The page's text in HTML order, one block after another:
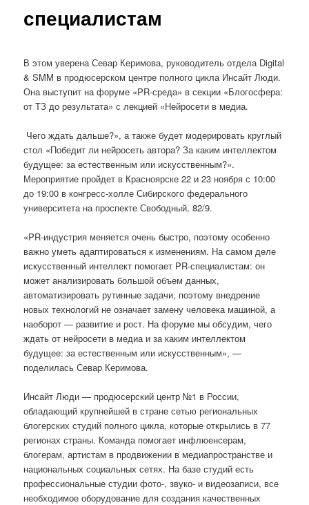
специалистам
В этом уверена Севар Керимова, руководитель отдела Digital
& SMM в продюсерском центре полного цикла Инсайт Люди.
Она выступит на форуме «PR-среда» в секции «Блогосфера:
от ТЗ до результата» с лекцией «Нейросети в медиа.
Чего ждать дальше?», а также будет модерировать круглый
стол «Победит ли нейросеть автора? За каким интеллектом
будущее: за естественным или искусственным?».
Мероприятие пройдет в Красноярске 22 и 23 ноября с 10:00
до 19:00 в конгресс-холле Сибирского федерального
университета на проспекте Свободный, 82/9.
«PR-индустрия меняется очень быстро, поэтому особенно
важно уметь адаптироваться к изменениям. На самом деле
искусственный интеллект помогает PR-специалистам: он
может анализировать большой объем данных,
автоматизировать рутинные задачи, поэтому внедрение
новых технологий не означает замену человека машиной, а
наоборот — развитие и рост. На форуме мы обсудим, чего
ждать от нейросети в медиа и за каким интеллектом
будущее: за естественным или искусственным», —
поделилась Севар Керимова.
Инсайт Люди — продюсерский центр №1 в России,
обладающий крупнейшей в стране сетью региональных
блогерских студий полного цикла, которые открылись в 77
регионах страны. Команда помогает инфлюенсерам,
блогерам, артистам в продвижении в медиапространстве и
национальных социальных сетях. На базе студий есть
профессиональные студии фото-, звуко- и видеозаписи, все
необходимое оборудование для создания качественных